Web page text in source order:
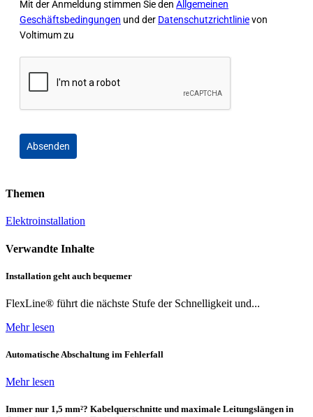
Mit der Anmeldung stimmen Sie den Allgemeinen
Geschäftsbedingungen und der Datenschutzrichtlinievon
Voltimum zu
Absenden
Themen
Elektroinstallation
Verwandte Inhalte
Installation geht auch bequemer
FlexLine® führt die nächste Stufe der Schnelligkeit und...
Mehr lesen
Automatische Abschaltung im Fehlerfall
Mehr lesen
Immer nur 1,5 mm²? Kabelquerschnitte und maximale Leitungslängen in